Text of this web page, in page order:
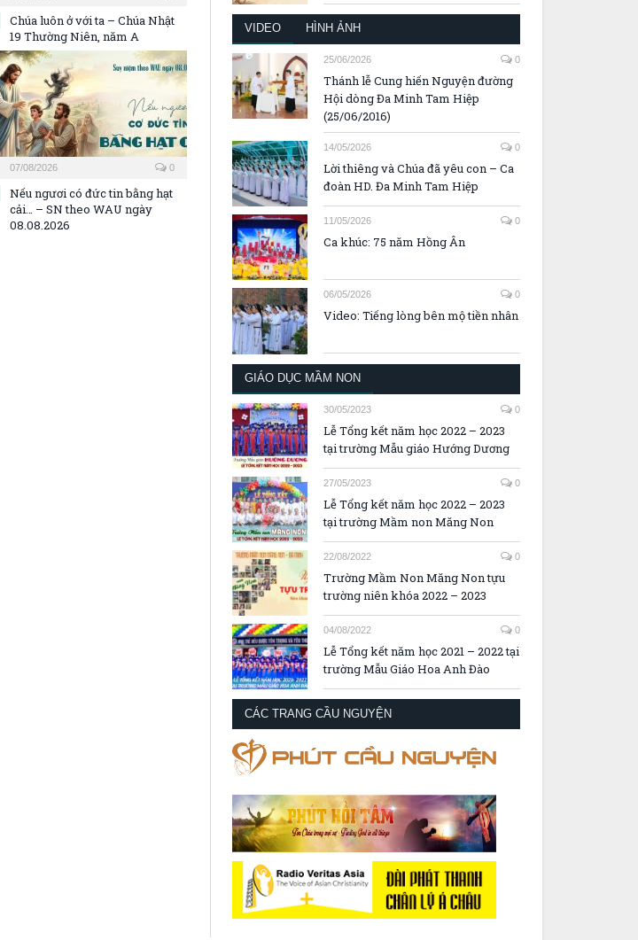
Chúa luôn ở với ta – Chúa Nhật
19 Thường Niên, năm A
07/08/2026 0
Nếu ngươi có đức tin bằng hạt
cải… – SN theo WAU ngày
08.08.2026
VIDEO HÌNH ẢNH
25/06/2026 0
Thánh lễ Cung hiến Nguyện đường
Hội dòng Đa Minh Tam Hiệp
(25/06/2016)
14/05/2026 0
Lời thiêng và Chúa đã yêu con – Ca
đoàn HD. Đa Minh Tam Hiệp
11/05/2026 0
Ca khúc: 75 năm Hồng Ân
06/05/2026 0
Video: Tiếng lòng bên mộ tiền nhân
GIÁO DỤC MẦM NON
30/05/2023 0
Lễ Tổng kết năm học 2022 – 2023
tại trường Mẫu giáo Hướng Dương
27/05/2023 0
Lễ Tổng kết năm học 2022 – 2023
tại trường Mầm non Măng Non
22/08/2022 0
Trường Mầm Non Măng Non tựu
trường niên khóa 2022 – 2023
04/08/2022 0
Lễ Tổng kết năm học 2021 – 2022 tại
trường Mẫu Giáo Hoa Anh Đào
CÁC TRANG CẦU NGUYỆN